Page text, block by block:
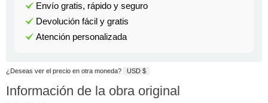
Envío gratis, rápido y seguro
Devolución fácil y gratis
Atención personalizada
¿Deseas ver el precio en otra moneda? USD $
Información de la obra original